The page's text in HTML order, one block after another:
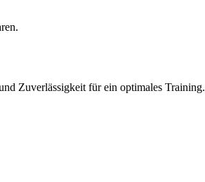
Zuverlässigkeit für ein optimales Training.